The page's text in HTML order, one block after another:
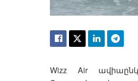
Wizz Air